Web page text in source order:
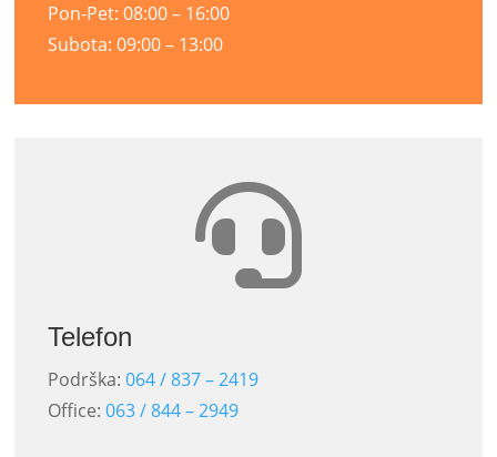
Pon-Pet: 08:00 – 16:00
Subota: 09:00 – 13:00

Telefon
Podrška:064 / 837 – 2419
Office:063 / 844 – 2949